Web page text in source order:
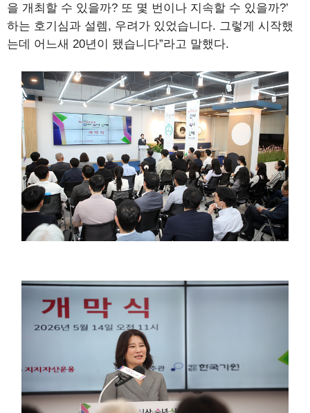
을 개최할 수 있을까? 또 몇 번이나 지속할 수 있을까?’
하는 호기심과 설렘, 우려가 있었습니다. 그렇게 시작했
는데 어느새 20년이 됐습니다”라고 말했다.